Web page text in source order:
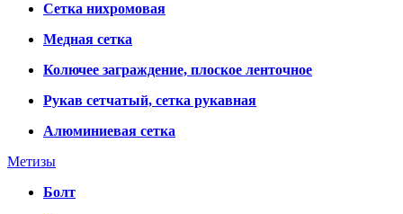
Сетка нихромовая
Медная сетка
Колючее заграждение, плоское ленточное
Рукав сетчатый, сетка рукавная
Алюминиевая сетка
Метизы
Болт